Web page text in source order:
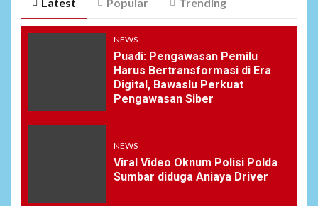
NEWS
Puadi: Pengawasan Pemilu
Harus Bertransformasi di Era
Digital, Bawaslu Perkuat
Pengawasan Siber
NEWS
Viral Video Oknum Polisi Polda
Sumbar diduga Aniaya Driver